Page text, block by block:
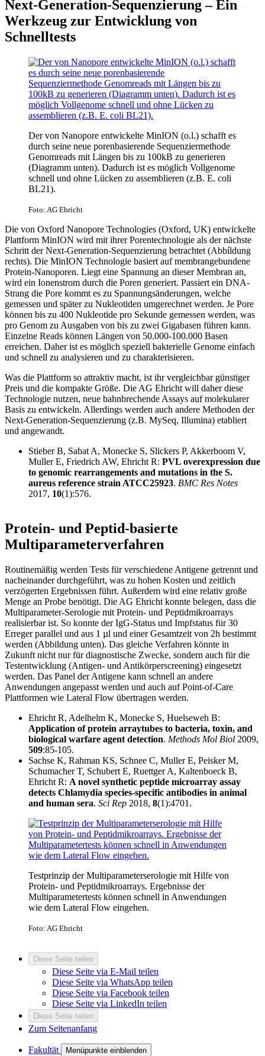
Next-Generation-Sequenzierung – Ein
Werkzeug zur Entwicklung von
Schnelltests
Der von Nanopore entwickelte MinION (o.l.) schafft es
durch seine neue porenbasierende Sequenziermethode
Genomreads mit Längen bis zu 100kB zu generieren
(Diagramm unten). Dadurch ist es möglich Vollgenome
schnell und ohne Lücken zu assemblieren (z.B. E. coli
BL21).
Foto: AG Ehricht
Die von Oxford Nanopore Technologies (Oxford, UK) entwickelte
Plattform MinION wird mit ihrer Porentechnologie als der nächste
Schritt der Next-Generation-Sequenzierung betrachtet (Abbíldung
rechts). Die MinION Technologie basiert auf membrangebundene
Protein-Nanoporen. Liegt eine Spannung an dieser Membran an,
wird ein Ionenstrom durch die Poren generiert. Passiert ein DNA-
Strang die Pore kommt es zu Spannungsänderungen, welche
gemessen und später zu Nukleotiden umgerechnet werden. Je Pore
können bis zu 400 Nukleotide pro Sekunde gemessen werden, was
pro Genom zu Ausgaben von bis zu zwei Gigabasen führen kann.
Einzelne Reads können Längen von 50.000-100.000 Basen
erreichen. Daher ist es möglich speziell bakterielle Genome einfach
und schnell zu analysieren und zu charakterisieren.
Was die Plattform so attraktiv macht, ist ihr vergleichbar günstiger
Preis und die kompakte Größe. Die AG Ehricht will daher diese
Technologie nutzen, neue bahnbrechende Assays auf molekularer
Basis zu entwickeln. Allerdings werden auch andere Methoden der
Next-Generation-Sequenzierung (z.B. MySeq, Illumina) etabliert
und angewandt.
Stieber B, Sabat A, Monecke S, Slickers P, Akkerboom V,
Muller E, Friedrich AW, Ehricht R: PVL overexpression due
to genomic rearrangements and mutations in the S.
aureus reference strain ATCC25923. BMC Res Notes
2017, 10(1):576.
Protein- und Peptid-basierte
Multiparameterverfahren
Routinemäßig werden Tests für verschiedene Antigene getrennt und
nacheinander durchgeführt, was zu hohen Kosten und zeitlich
verzögerten Ergebnissen führt. Außerdem wird eine relativ große
Menge an Probe benötigt. Die AG Ehricht konnte belegen, dass die
Multiparameter-Serologie mit Protein- und Peptidmikroarrays
realisierbar ist. So konnte der IgG-Status und Impfstatus für 30
Erreger parallel und aus 1 µl und einer Gesamtzeit von 2h bestimmt
werden (Abbildung unten). Das gleiche Verfahren könnte in
Zukunft nicht nur für diagnostische Zwecke, sondern auch für die
Testentwicklung (Antigen- und Antikörperscreening) eingesetzt
werden. Das Panel der Antigene kann schnell an andere
Anwendungen angepasst werden und auch auf Point-of-Care
Plattformen wie Lateral Flow übertragen werden.
Ehricht R, Adelhelm K, Monecke S, Huelseweh B:
Application of protein arraytubes to bacteria, toxin, and
biological warfare agent detection. Methods Mol Biol 2009,
509:85-105.
Sachse K, Rahman KS, Schnee C, Muller E, Peisker M,
Schumacher T, Schubert E, Ruettger A, Kaltenboeck B,
Ehricht R: A novel synthetic peptide microarray assay
detects Chlamydia species-specific antibodies in animal
and human sera. Sci Rep 2018, 8(1):4701.
Testprinzip der Multiparameterserologie mit Hilfe von
Protein- und Peptidmikroarrays. Ergebnisse der
Multiparametertests können schnell in Anwendungen
wie dem Lateral Flow eingehen.
Foto: AG Ehricht
Diese Seite teilen
Diese Seite via E-Mail teilen
Diese Seite via WhatsApp teilen
Diese Seite via Facebook teilen
Diese Seite via LinkedIn teilen
Diese Seite teilen
Zum Seitenanfang
Fakultät Menüpunkte einblenden